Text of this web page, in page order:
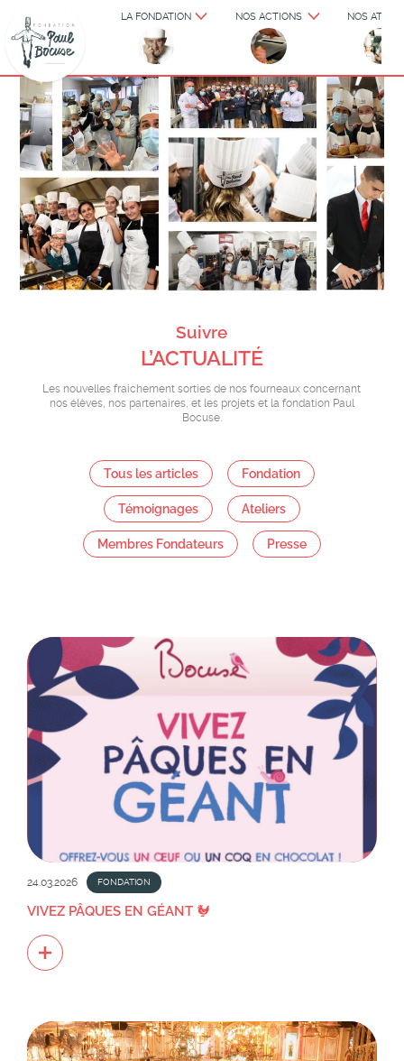
LA FONDATION NOS ACTIONS NOS
Suivre
L’ACTUALITÉ
Les nouvelles fraichement sorties de nos fourneaux concernant
nos élèves, nos partenaires, et les projets et la fondation Paul
Bocuse.
Tous les articles Fondation
Témoignages Ateliers
Membres Fondateurs Presse
24.03.2026 FONDATION
VIVEZ PÂQUES EN GÉANT 🐓